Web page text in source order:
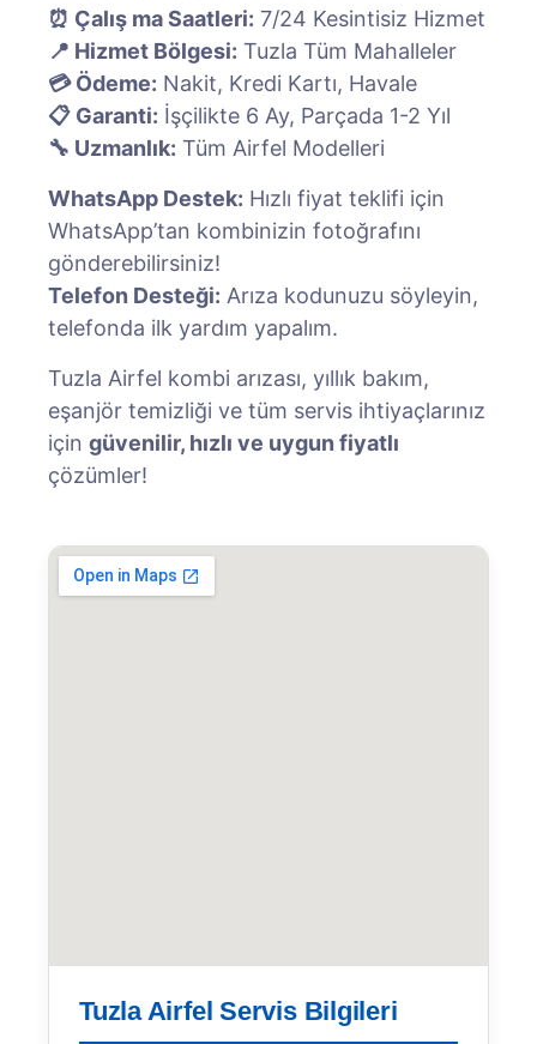
⏰ Çalış ma Saatleri: 7/24 Kesintisiz Hizmet
📍 Hizmet Bölgesi: Tuzla Tüm Mahalleler
💳 Ödeme: Nakit, Kredi Kartı, Havale
📋 Garanti: İşçilikte 6 Ay, Parçada 1-2 Yıl
🔧 Uzmanlık: Tüm Airfel Modelleri
WhatsApp Destek: Hızlı fiyat teklifi için
WhatsApp’tan kombinizin fotoğrafını
gönderebilirsiniz!
Telefon Desteği: Arıza kodunuzu söyleyin,
telefonda ilk yardım yapalım.
Tuzla Airfel kombi arızası, yıllık bakım,
eşanjör temizliği ve tüm servis ihtiyaçlarınız
için güvenilir, hızlı ve uygun fiyatlı
çözümler!
Tuzla Airfel Servis Bilgileri